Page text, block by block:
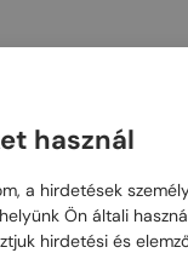
48/72 -20%
használ
a hirdetések
Ön általi
hirdetési és